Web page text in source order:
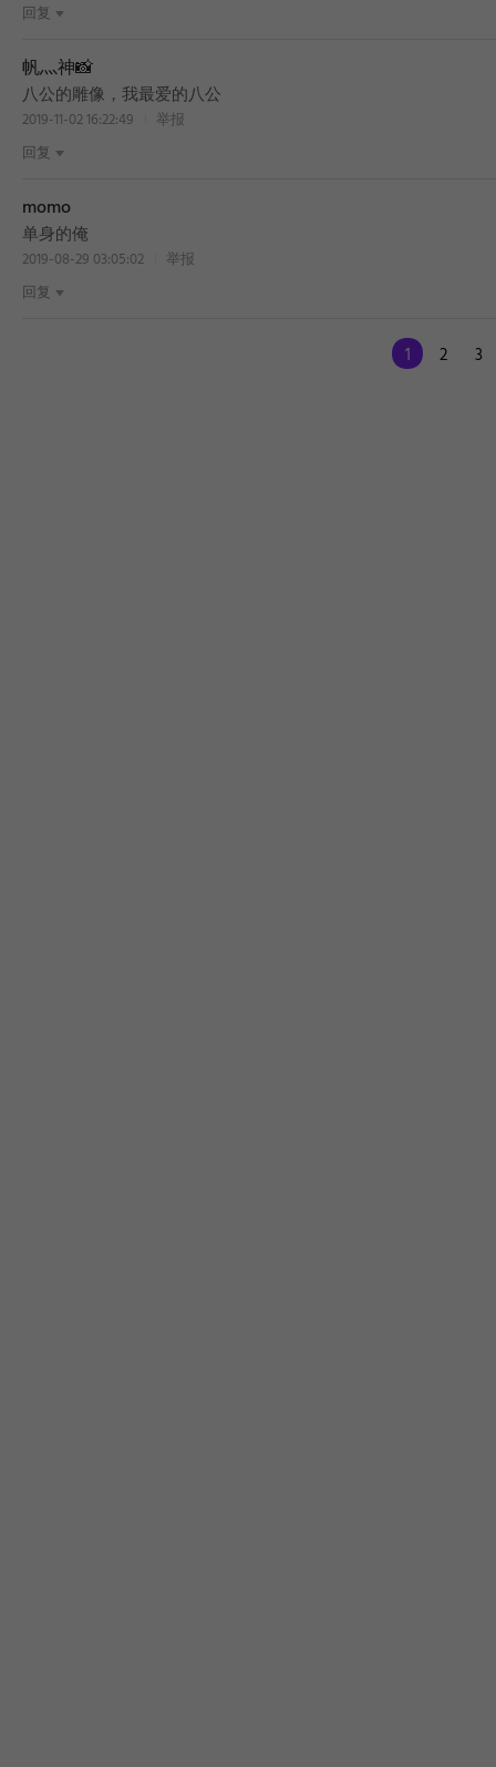
回复
帆灬神📸
八公的雕像，我最爱的八公
2019-11-02 16:22:49
举报
回复
momo
单身的俺
2019-08-29 03:05:02
举报
回复
1 2 3